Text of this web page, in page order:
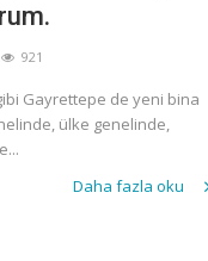
921
Gayrettepe de yeni bina
ülke genelinde,
Daha fazla oku
Nur Apartmanı